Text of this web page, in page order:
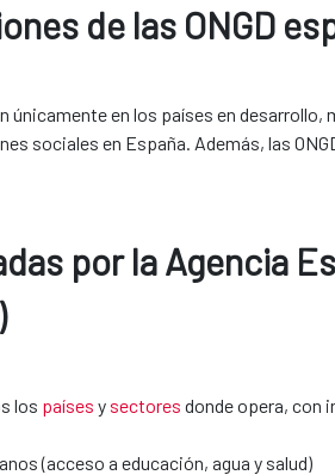
de las ONGD
únicamente en los países en
sociales en España. Además, las
por la Agencia
los países y sectores donde opera, con
(acceso a educación, agua y salud)